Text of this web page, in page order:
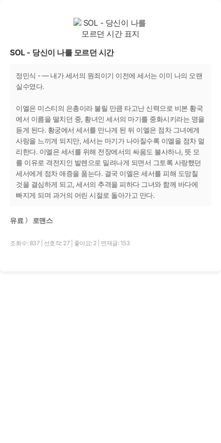
SOL - 당신이 나를 모르던 시간
정민식 - ― 내가 세서의 원죄이기 이전에 세서는 이미 나의 오랜
실수였다.
이엘은 미스티의 은총이라 불릴 만큼 타고난 신력으로 비본 황국
에서 이름을 떨치던 중, 황녀인 세서의 마기를 중화시키라는 명을
듣게 된다. 황궁에서 세서를 만나게 된 뒤 이엘은 점차 그녀에게
사랑을 느끼게 되지만, 세서는 마기가 나아질수록 이엘을 점차 멀
리한다. 이엘은 세서를 위해 전장에서의 싸움도 불사하나, 뜻 모
를 이유로 격전지인 발렌으로 밀려나게 되면서 그토록 사랑했던
세서에게 점차 애증을 품는다. 결국 이엘은 세서를 피해 도망칠
것을 결심하게 되고, 세서의 추격을 피하다 그녀와 함께 바다에
빠지게 되며 과거의 어린 시절로 돌아가고 만다.
유료 〉 로맨스
조회수: 837 선호작: 27 좋아요: 2 연재글: 153